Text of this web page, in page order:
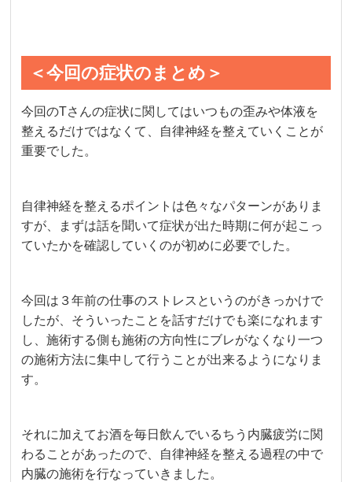
＜今回の症状のまとめ＞
今回のTさんの症状に関してはいつもの歪みや体液を
整えるだけではなくて、自律神経を整えていくことが
重要でした。
自律神経を整えるポイントは色々なパターンがありま
すが、まずは話を聞いて症状が出た時期に何が起こっ
ていたかを確認していくのが初めに必要でした。
今回は３年前の仕事のストレスというのがきっかけで
したが、そういったことを話すだけでも楽になれます
し、施術する側も施術の方向性にブレがなくなり一つ
の施術方法に集中して行うことが出来るようになりま
す。
それに加えてお酒を毎日飲んでいるちう内臓疲労に関
わることがあったので、自律神経を整える過程の中で
内臓の施術を行なっていきました。